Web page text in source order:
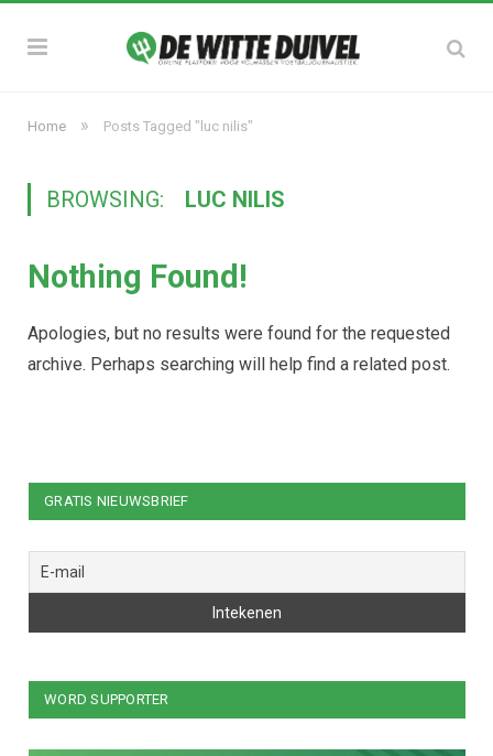
Home » Posts Tagged "luc nilis"
BROWSING: LUC NILIS
Nothing Found!
Apologies, but no results were found for the requested
archive. Perhaps searching will help find a related post.
GRATIS NIEUWSBRIEF
WORD SUPPORTER